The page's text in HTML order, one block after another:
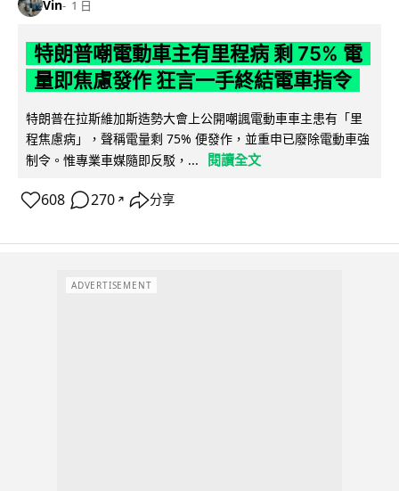
Vin 1 日
特朗普嘲電動車主有里程病 剩 75% 電
量即焦慮發作 狂言一手終結電車指令
特朗普在拉斯維加斯造勢大會上公開嘲諷電動車車主患有「里
程焦慮病」，聲稱電量剩 75% 便發作，並重申已廢除電動車強
制令。惟專業車媒隨即反駁，...
閱讀全文
608 270 ↗ 分享
ADVERTISEMENT